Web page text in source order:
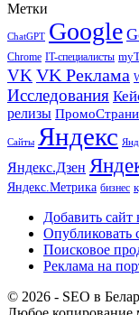
Метки
ChatGPT Google
Chrome IT-специалисты
VK VK Реклама
Исследования
релизы
Сайты Яндекс
Яндекс.Дзен
Яндекс.Метрика бизнес
Добавить сайт
Опубликовать
Поисковое
Реклама на
© 2026 - SEO в